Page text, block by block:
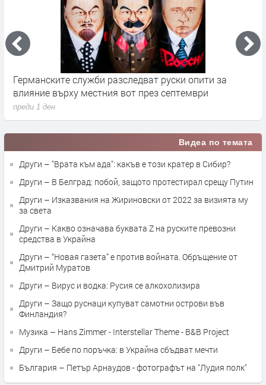
Германските служби разследват руски опити за
влияние върху местния вот през септември
преди 1 ден
Видеа по темата
Други – "Врата към ада": какъв е този кратер в Сибир?
Други – В Белград: побой, защото протестирал срещу Путин
Други – Изказвания на Жириновски от 2022 за визията му
за света
Други – Какво означава буквата Z на руските превозни
средства в Украйна
Други – “Новая газета” е против войната. Обръщение от
Дмитрий Муратов
Други – Вирус и водка: Русия се алкохолизира
Други – Защо руснаци купуват самотни острови във
Финландия?
Музика – Hans Zimmer - Interstellar Theme - B&B Project
Други – Бебе по поръчка: в Украйна сбъдват мечти
България – Петър Арнаудов - фотографът на "Лудия полк"